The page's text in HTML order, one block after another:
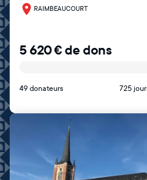
RAIMBEAUCOURT
5 620€de dons
49 donateurs 725